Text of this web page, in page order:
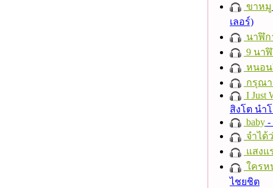
ขาหมู
เลอร์)
นาฬิก
9 นา
หนอน
กรุณา
I Just
สิงโต นำ
baby -
จำได้
แสงแ
ใครห
ไชยชิต